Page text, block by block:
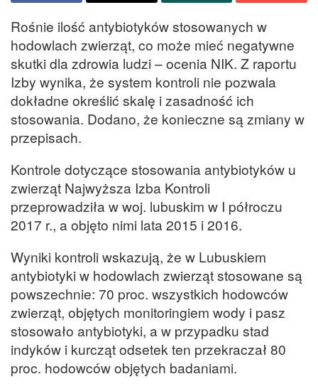
Rośnie ilość antybiotyków stosowanych w
hodowlach zwierząt, co może mieć negatywne
skutki dla zdrowia ludzi – ocenia NIK. Z raportu
Izby wynika, że system kontroli nie pozwala
dokładne określić skalę i zasadność ich
stosowania. Dodano, że konieczne są zmiany w
przepisach.
Kontrole dotyczące stosowania antybiotyków u
zwierząt Najwyższa Izba Kontroli
przeprowadziła w woj. lubuskim w I półroczu
2017 r., a objęto nimi lata 2015 i 2016.
Wyniki kontroli wskazują, że w Lubuskiem
antybiotyki w hodowlach zwierząt stosowane są
powszechnie: 70 proc. wszystkich hodowców
zwierząt, objętych monitoringiem wody i pasz
stosowało antybiotyki, a w przypadku stad
indyków i kurcząt odsetek ten przekraczał 80
proc. hodowców objętych badaniami.